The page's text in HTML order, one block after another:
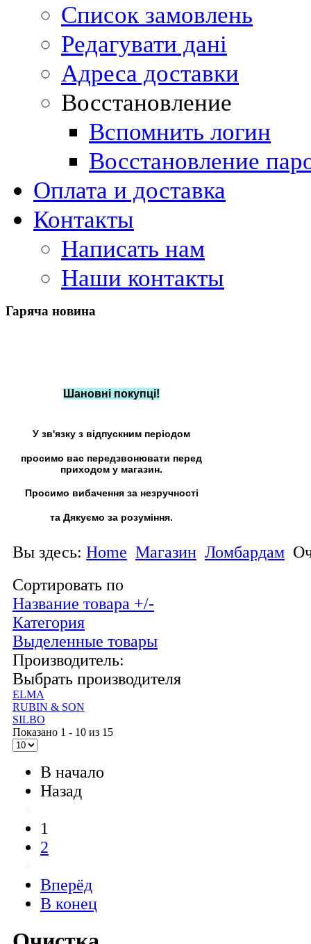
Список замовлень
Редагувати дані
Адреса доставки
Восстановление
Вспомнить логин
Восстановление
Оплата и доставка
Контакты
Написать нам
Наши контакты
Гаряча новина
Шановні покупці!
У зв'язку з відпускним періодом
просимо вас передзвонювати перед
приходом у магазин.
Просимо вибачення за незручності
та Дякуємо за розуміння.
Вы здесь: Home Магазин Ломбардам
Сортировать по
Название товара +/-
Категория
Выделенные товары
Производитель:
Выбрать производителя
ELMA
RUBIN & SON
SILBO
Показано 1 - 10 из 15
В начало
Назад
1
2
Вперёд
В конец